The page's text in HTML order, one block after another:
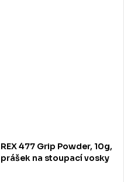
REX 477 Grip Powder, 10g,
prášek na stoupací vosky